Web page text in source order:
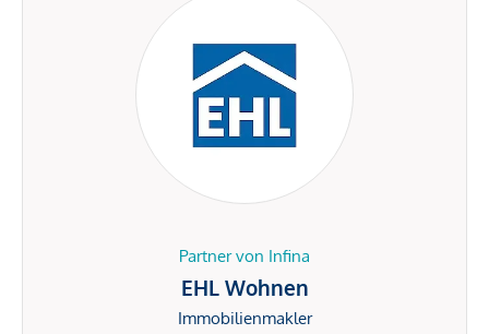
Partner von Infina
EHL Wohnen
Immobilienmakler